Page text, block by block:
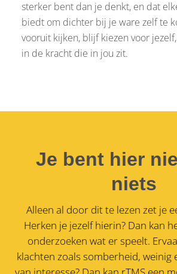
sterker bent dan je denkt, en dat
biedt om dichter bij je ware zelf te
vooruit kijken, blijf kiezen voor
in de kracht die in jou zit.
Je bent hier
niets
Alleen al door dit te lezen zet je
Herken je jezelf hierin? Dan kan
onderzoeken wat er speelt.
klachten zoals somberheid, weinig